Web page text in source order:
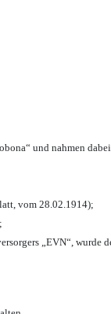
und nahmen
vom 28.02.1914);
„EVN“,